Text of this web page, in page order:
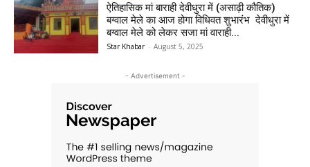
ऐतिहासिक मां बाराही देवीधुरा में (असाढ़ी कौतिक)
बग्वाल मेले का आज होगा विधिवत शुभारंभ देवीधुरा में
बग्वाल मेले को लेकर सजा मां वाराही...
Star Khabar - August 5, 2025
- Advertisement -